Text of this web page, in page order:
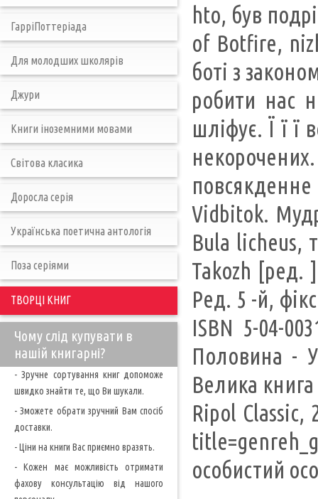
hto, був
of Botfire,
боті з
робити нас
шліфує. Ї ї ї
повсякденне
Vidbitok.
Bula licheus,
Takozh [ред.
Ред. 5 -й,
ISBN 5-04-
Половина -
Велика
Ripol
особистий
ГарріПоттеріада
Для молодших школярів
Джури
Книги іноземними мовами
Світова класика
Доросла серія
Українська поетична антологія
Поза серіями
ТВОРЦІ КНИГ
Чому слід купувати в
нашій книгарні?
- Зручне сортування книг допоможе
швидко знайти те, що Ви шукали.
- Зможете обрати зручний Вам спосіб
доставки.
- Ціни на книги Вас приємно вразять.
- Кожен має можливість отримати
фахову консультацію від нашого